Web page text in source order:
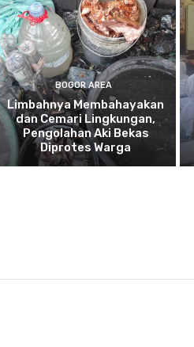
BOGOR AREA
Limbahnya Membahayakan
dan Cemari Lingkungan,
Pengolahan Aki Bekas
Diprotes Warga